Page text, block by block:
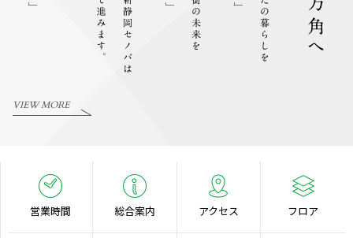
VIEW MORE
営業時間 総合案内 アクセス フロア